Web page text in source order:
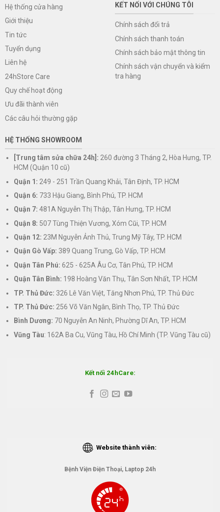
Hệ thống cửa hàng
Giới thiệu
Tin tức
Tuyển dụng
Liên hệ
24hStore Care
Quy chế hoạt động
Ưu đãi thành viên
Các câu hỏi thường gặp
KẾT NỐI VỚI CHÚNG TÔI
Chính sách đổi trả
Chính sách thanh toán
Chính sách bảo mật thông tin
Chính sách vận chuyển và kiểm
tra hàng
HỆ THỐNG SHOWROOM
[Trung tâm sửa chữa 24h]: 260 đường 3 Tháng 2, Hòa Hưng, TP.
HCM (Quận 10 cũ)
Quận 1: 249 - 251 Trần Quang Khải, Tân Định, TP. HCM
Quận 6: 733 Hậu Giang, Bình Phú, TP. HCM
Quận 7: 481A Nguyễn Thị Thập, Tân Hưng, TP. HCM
Quận 8: 507 Tùng Thiện Vương, Xóm Cũi, TP. HCM
Quận 12: 23M Nguyễn Ảnh Thủ, Trung Mỹ Tây, TP. HCM
Quận Gò Vấp: 389 Quang Trung, Gò Vấp, TP. HCM
Quận Tân Phú: 625 - 625A Âu Cơ, Tân Phú, TP. HCM
Quận Tân Bình: 198 Hoàng Văn Thụ, Tân Sơn Nhất, TP. HCM
TP. Thủ Đức: 326 Lê Văn Việt, Tăng Nhơn Phú, TP. Thủ Đức
TP. Thủ Đức: 256 Võ Văn Ngân, Bình Thọ, TP. Thủ Đức
Bình Dương: 70 Nguyễn An Ninh, Phường Dĩ An, TP. HCM
Vũng Tàu: 162A Ba Cu, Vũng Tàu, Hồ Chí Minh (TP. Vũng Tàu cũ)
Kết nối 24hCare:
Website thành viên:
Bệnh Viện Điện Thoại, Laptop 24h